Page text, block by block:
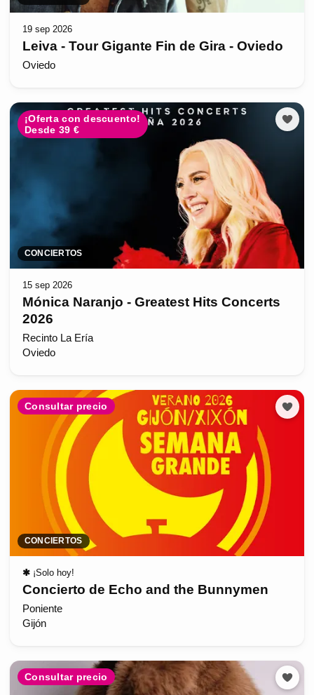
19 sep 2026
Leiva - Tour Gigante Fin de Gira - Oviedo
Oviedo
¡Oferta con descuento!
Desde 39 €
CONCIERTOS
15 sep 2026
Mónica Naranjo - Greatest Hits Concerts
2026
Recinto La Ería
Oviedo
Consultar precio
CONCIERTOS
✱ ¡Solo hoy!
Concierto de Echo and the Bunnymen
Poniente
Gijón
Consultar precio